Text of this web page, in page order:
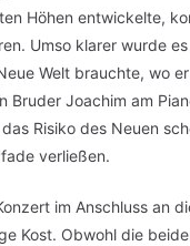
Höhen entwickelte,
Umso klarer wurde
Welt brauchte, wo
Bruder Joachim am
Risiko des Neuen
verließen.
im Anschluss an
Kost. Obwohl die